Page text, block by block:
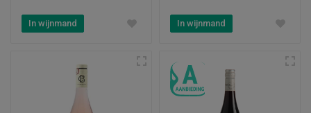
In wijnmand In wijnmand